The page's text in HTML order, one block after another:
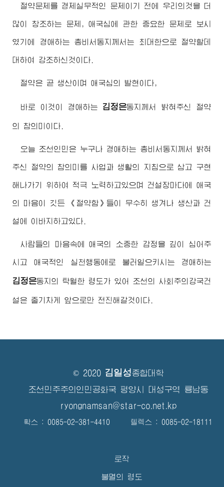
절약문제를 경제실무적인 문제이기 전에 우리의것을 더
많이 창조하는 문제, 애국심에 관한 중요한 문제로 보시
였기에 경애하는 총비서동지께서 는 최대한으로 절약할데
대하여 강조하신것이다.
절약은 곧 생산이며 애국심의 발현이다,
바로 이것이 경애하는 김정은동지께서 밝혀주신 절약
의 참의미이다.
오늘 조선인민은 누구나 경애하는 총비서동지께서 밝혀
주신 절약의 참의미를 사업과 생활의 지침으로 삼고 구현
해나가기 위하여 적극 노력하고있으며 건설장마다에 애국
의 마음이 깃든 《절약함》들이 무수히 생겨나 생산과 건
설에 이바지하고있다.
사람들의 마음속에 애국의 소중한 감정을 깊이 심어주
시고 애국적인 실천행동에로 불러일으키시는 경애하는
김정은동지 의 탁월한 령도가 있어 조선의 사회주의강국건
설은 줄기차게 앞으로만 전진해갈것이다.
© 2020 김일성종합대학
조선민주주의인민공화국 평양시 대성구역 룡남동
ryongnamsan@star-co.net.kp
확스 : 0085-02-381-4410 텔렉스 : 0085-02-18111
로작
불멸의 령도